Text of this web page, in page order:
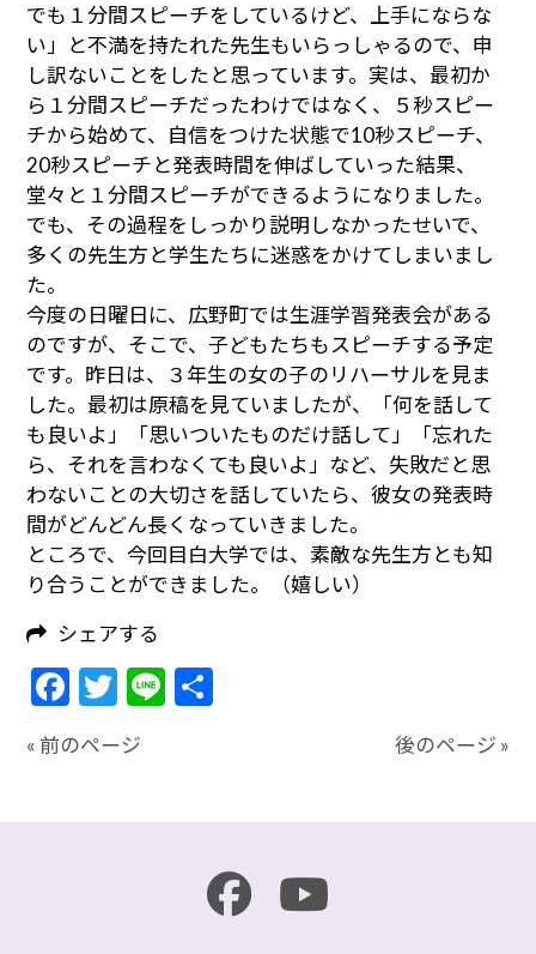
でも１分間スピーチをしているけど、上手にならな
い」と不満を持たれた先生もいらっしゃるので、申
し訳ないことをしたと思っています。実は、最初か
ら１分間スピーチだったわけではなく、５秒スピー
チから始めて、自信をつけた状態で10秒スピーチ、
20秒スピーチと発表時間を伸ばしていった結果、
堂々と１分間スピーチができるようになりました。
でも、その過程をしっかり説明しなかったせいで、
多くの先生方と学生たちに迷惑をかけてしまいまし
た。
今度の日曜日に、広野町では生涯学習発表会がある
のですが、そこで、子どもたちもスピーチする予定
です。昨日は、３年生の女の子のリハーサルを見ま
した。最初は原稿を見ていましたが、「何を話して
も良いよ」「思いついたものだけ話して」「忘れた
ら、それを言わなくても良いよ」など、失敗だと思
わないことの大切さを話していたら、彼女の発表時
間がどんどん長くなっていきました。
ところで、今回目白大学では、素敵な先生方とも知
り合うことができました。（嬉しい）
シェアする
Facebook
Twitter
Line
« 前のページ 後のページ »